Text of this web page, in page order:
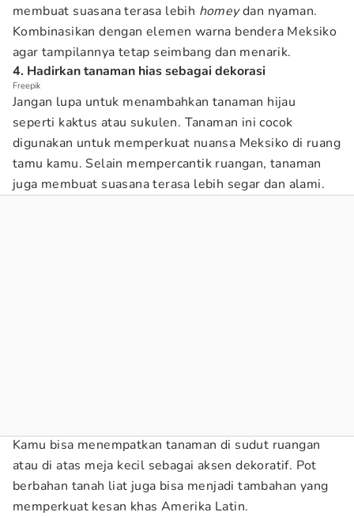
membuat suasana terasa lebih homeydan nyaman.
Kombinasikan dengan elemen warna bendera Meksiko
agar tampilannya tetap seimbang dan menarik.
4. Hadirkan tanaman hias sebagai dekorasi
Freepik
Jangan lupa untuk menambahkan tanaman hijau
seperti kaktus atau sukulen. Tanaman ini cocok
digunakan untuk memperkuat nuansa Meksiko di ruang
tamu kamu. Selain mempercantik ruangan, tanaman
juga membuat suasana terasa lebih segar dan alami.
Kamu bisa menempatkan tanaman di sudut ruangan
atau di atas meja kecil sebagai aksen dekoratif. Pot
berbahan tanah liat juga bisa menjadi tambahan yang
memperkuat kesan khas Amerika Latin.